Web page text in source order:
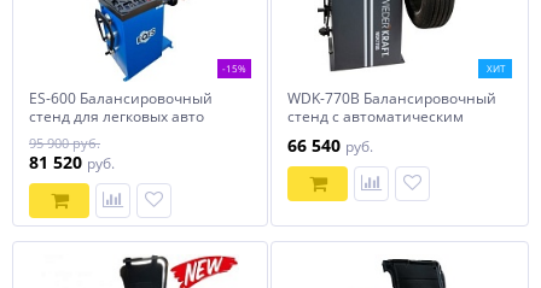
-15%
ES-600 Балансировочный
стенд для легковых авто
95 900 руб.
81 520 руб.
ХИТ
WDK-770B Балансировочный
стенд с автоматическим
параметров Wiederkraft
66 540 руб.